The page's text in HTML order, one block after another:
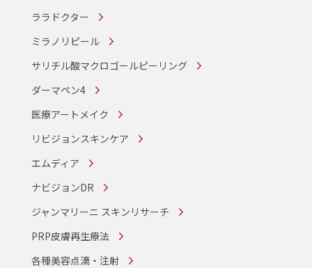
ララドクター
ミラノリピール
サリチル酸マクロゴールピーリング
ダーマペン4
医療アートメイク
リビジョンスキンケア
エムディア
ナビジョンDR
ジャンマリーニ スキンリサーチ
PRP皮膚再生療法
各種美容点滴・注射